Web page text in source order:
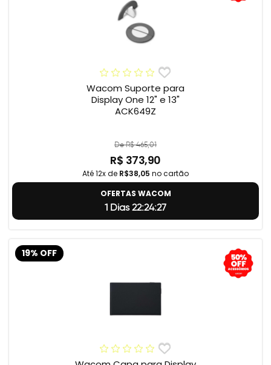
Wacom Suporte para
Display One 12" e 13"
ACK649Z
De R$ 465,01
R$ 373,90
Até 12x de R$38,05 no cartão
OFERTAS WACOM
1 Dias 22:24:26
19% OFF